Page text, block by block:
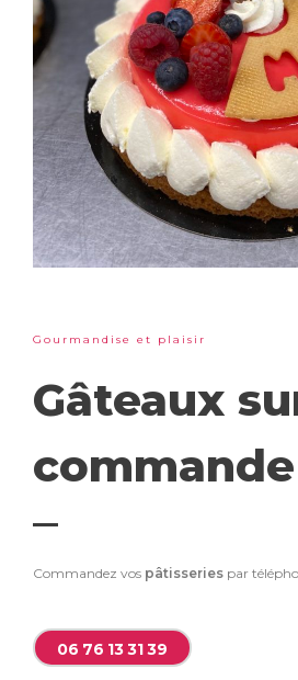
Gourmandise et plaisir
Gâteaux
commande
Commandez vos pâtisseries par
06 76 13 31 39